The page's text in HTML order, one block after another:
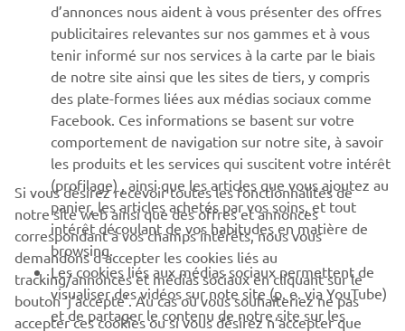
SOUTIEN
BULLETIN
Soyez le premier à connaître les dernières offres, les événements
spéciaux, les nouveautés et bien plus encore
S'ABONNER
Lisez notre politique de confidentialité pour savoir comment
nous traitons vos données personnelles :Politique de
d’annonces nous aident à vous présenter des offres
publicitaires relevantes sur nos gammes et à vous
tenir informé sur nos services à la carte par le biais
de notre site ainsi que les sites de tiers, y compris
des plate-formes liées aux médias sociaux comme
Facebook. Ces informations se basent sur votre
comportement de navigation sur notre site, à savoir
les produits et les services qui suscitent votre intérêt
(profilage) , ainsi que les articles que vous ajoutez au
panier, les articles achetés par vos soins, et tout
intérêt découlant de vos habitudes en matière de
browsing.
Les cookies liés aux médias sociaux permettent de
visualiser des vidéos sur note site (p. e. via YouTube)
et de partager le contenu de notre site sur les
Si vous désirez recevoir toutes les fonctionnalités de
notre site web ainsi que des offres et annonces
correspondant à vos champs intérêts, nous vous
demandons d’accepter les cookies liés au
tracking/annonces et médias sociaux en cliquant sur le
bouton ‘j’accepte’. Au cas où vous souhaiteriez ne pas
accepter ces cookies ou si vous désirez n’accepter que